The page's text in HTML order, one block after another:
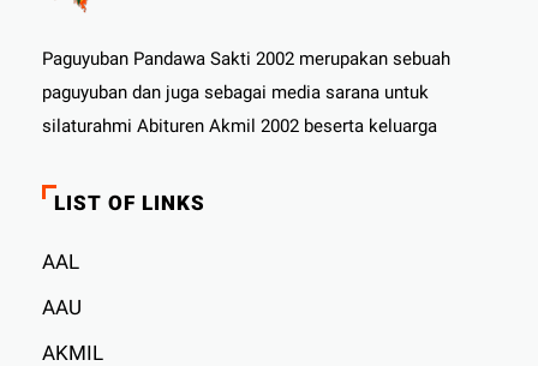
Paguyuban Pandawa Sakti 2002 merupakan sebuah
paguyuban dan juga sebagai media sarana untuk
silaturahmi Abituren Akmil 2002 beserta keluarga
LIST OF LINKS
AAL
AAU
AKMIL